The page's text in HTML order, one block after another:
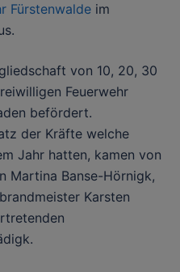
Fürstenwalde im
von 10, 20, 30
Feuerwehr
befördert.
der Kräfte welche
Jahr hatten, kamen von
Martina Banse-Hörnigk,
Karsten